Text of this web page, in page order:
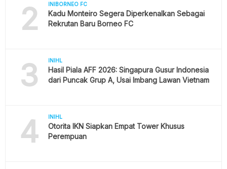
2 INIBORNEO FC
Kadu Monteiro Segera Diperkenalkan Sebagai
Rekrutan Baru Borneo FC
3 INIHL
Hasil Piala AFF 2026: Singapura Gusur Indonesia
dari Puncak Grup A, Usai Imbang Lawan Vietnam
4 INIHL
Otorita IKN Siapkan Empat Tower Khusus
Perempuan